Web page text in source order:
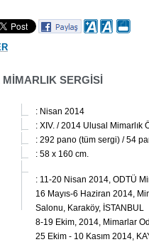
MİMARLIK SERGİSİ
: Nisan 2014
: XIV. / 2014 Ulusal
: 292 pano (tüm sergi) / 54
: 58 x 160 cm.
: 11-20 Nisan 2014, ODTÜ
16 Mayıs-6 Haziran 2014,
Salonu, Karaköy, İSTANBUL
8-19 Ekim, 2014, Mimarlar
25 Ekim - 10 Kasım 2014,